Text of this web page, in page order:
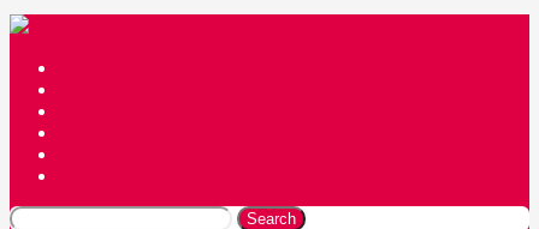
Search